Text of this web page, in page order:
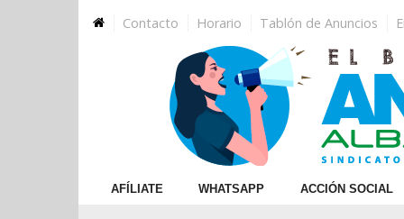
Contacto Horario Tablón de Anuncios
AFÍLIATE WHATSAPP ACCIÓN SOCIAL